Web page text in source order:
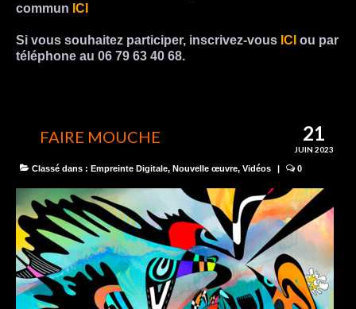
commun ICI
Si vous souhaitez participer, inscrivez-vous ICI ou par
téléphone au 06 79 63 40 68.
21
JUIN 2023
FAIRE MOUCHE
Classé dans : Empreinte Digitale, Nouvelle œuvre, Vidéos | 0